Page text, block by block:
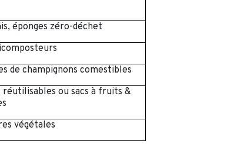
éponges zéro-déchet
de champignons comestibles
réutilisables ou sacs à fruits &
végétales